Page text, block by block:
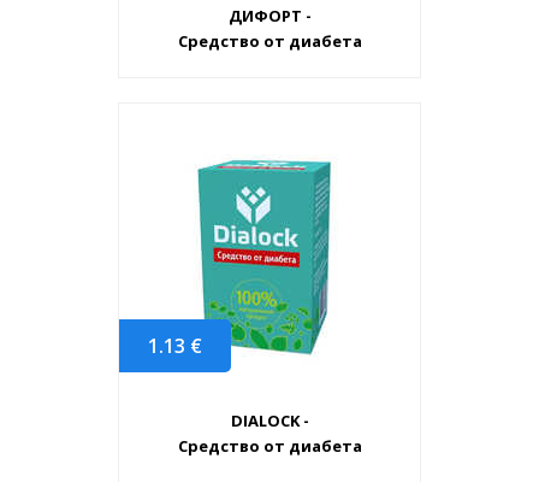
ДИФОРТ -
Средство от диабета
1.13 €
DIALOCK -
Средство от диабета